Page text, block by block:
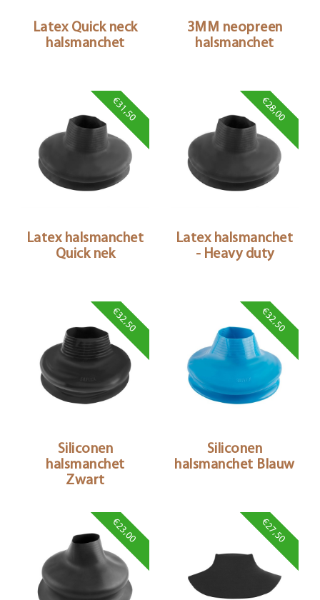
Latex Quick neck
halsmanchet
3MM neopreen
halsmanchet
€31,50
Latex halsmanchet
Quick nek
€28,00
Latex halsmanchet
- Heavy duty
€32,50
Siliconen
halsmanchet
Zwart
€32,50
Siliconen
halsmanchet Blauw
€23,00 €27,50